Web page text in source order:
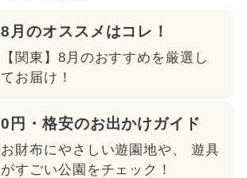
8月のオススメはコレ！
【関東】8月のおすすめを厳選し
てお届け！
0円・格安のお出かけガイド
お財布にやさしい遊園地や、 遊具
がすごい公園をチェック！